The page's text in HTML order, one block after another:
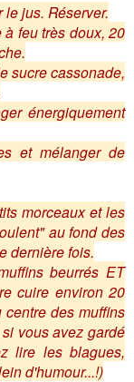
jus. Réserver.
feu très doux, 20
sucre cassonade,
énergiquement
et mélanger de
morceaux et les
au fond des
dernière fois.
beurrés ET
cuire environ 20
des muffins
vous avez gardé
lire les blagues,
d'humour...!)